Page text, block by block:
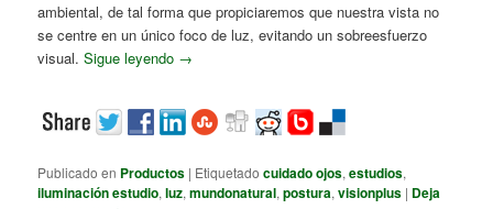
ambiental, de tal forma que propiciaremos que nuestra vista no
se centre en un único foco de luz, evitando un sobreesfuerzo
visual.Sigue leyendo →
Publicado en Productos | Etiquetado cuidado ojos,estudios,
iluminación estudio,luz,mundonatural,postura,visionplus | Deja